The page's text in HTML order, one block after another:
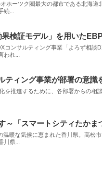
ホーツク圏最大の都市である北海
続...
検証モデル」を用いた
ンサルティング事業「よろず相
われ...
ィング事業が部署の意識
推進するために、各部署からの
～「スマートシティたかま
暖な気候に恵まれた香川県。高
川県...